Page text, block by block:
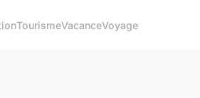
TourismeVacanceVoyage